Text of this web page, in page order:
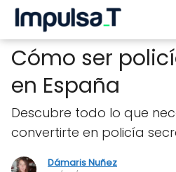
Cómo ser
en España
Descubre todo lo que
convertirte en policía
Dámaris Nuñez